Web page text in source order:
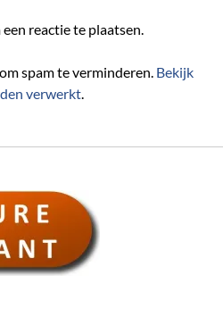
een reactie te plaatsen.
spam te verminderen. Bekijk
verwerkt.